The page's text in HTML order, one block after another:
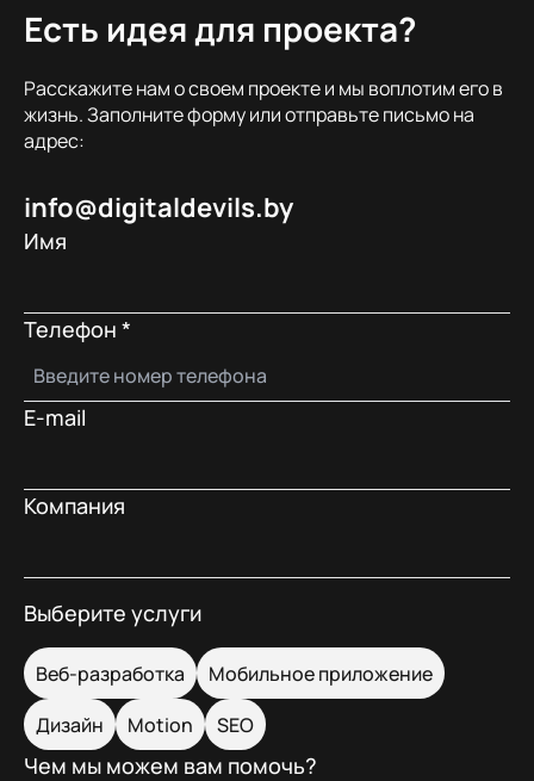
Есть идея для проекта?
Расскажите нам о своем проекте и мы воплотим его в
жизнь. Заполните форму или отправьте письмо на
адрес:
info@digitaldevils.by
Имя
Телефон *
E-mail
Компания
Выберите услуги
Веб-разработка
Мобильное приложение
Дизайн
Motion SEO
Чем мы можем вам помочь?